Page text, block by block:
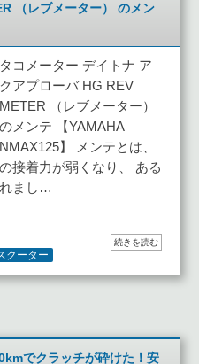
（レブメーター） のメン
タコメーター デイトナ ア
クアプローバ HG REV
METER （レブメーター）
のメンテ 【YAMAHA
NMAX125】 メンテとは、
接着力が弱くなり、 ある
まし…
クーター
続きを読む
でクラッチが砕けた！安